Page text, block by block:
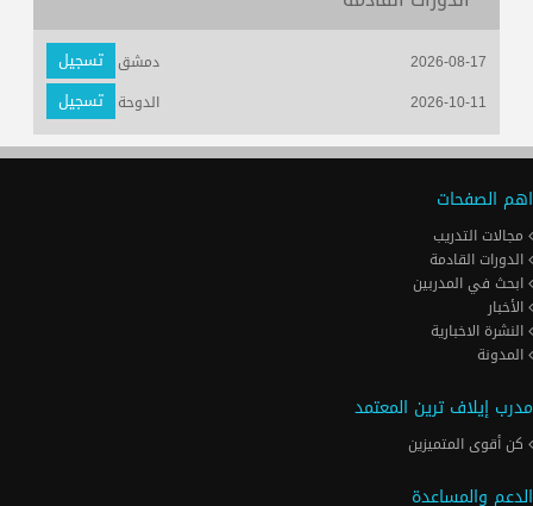
2026-08-17 دمشق تسجيل
2026-10-11 الدوحة تسجيل
اهم الصفحات
مجالات التدريب
الدورات القادمة
ابحث في المدربين
الأخبار
النشرة الاخبارية
المدونة
مدرب إيلاف ترين المعتمد
كن أقوى المتميزين
الدعم والمساعدة